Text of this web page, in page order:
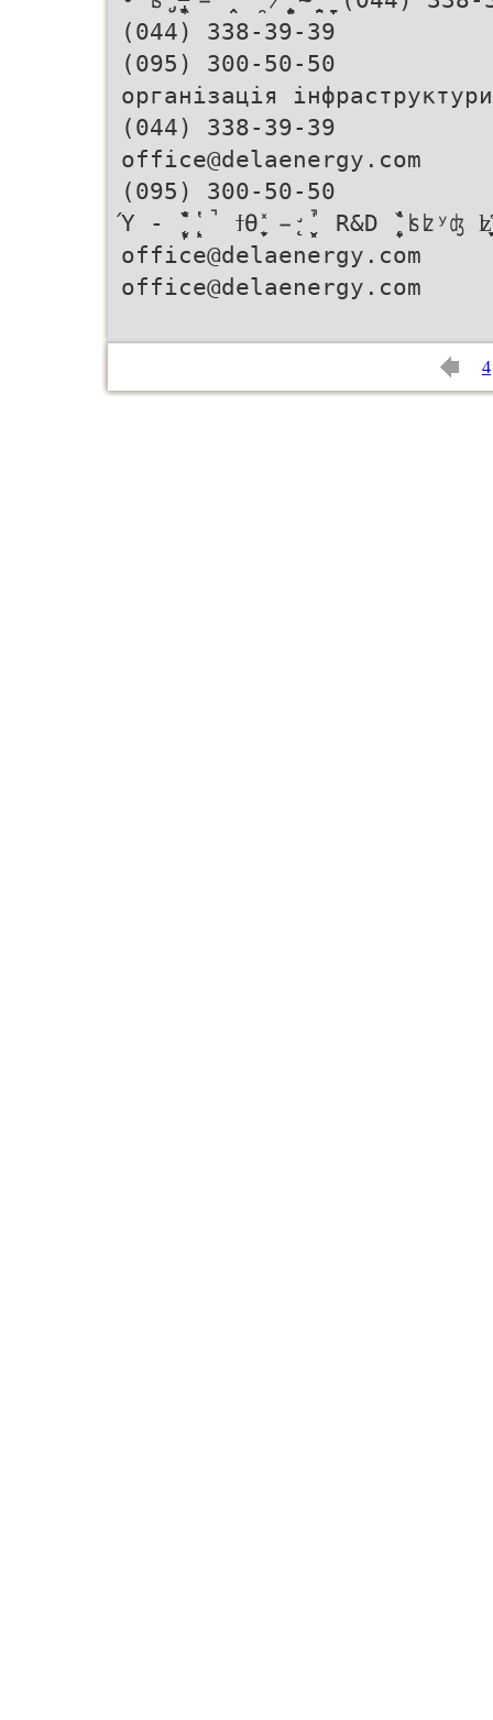
(044) 338-39-39
(095) 300-50-50
організація
(044) 338-39-39
office@delaenergy.com
(095) 300-50-50
Ύ - ̨̨̞̬̙̖̦̏̔̍̌ ̨̦̖̔ ̚ ϯϴ ̬̞̹̖̦͕̽ ̵̨̨̛̬̬̣̖̦̍̚ R&D
office@delaenergy.com
office@delaenergy.com
4